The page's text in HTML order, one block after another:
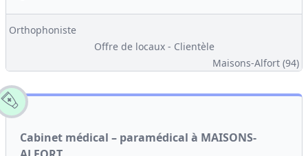
Orthophoniste
Offre de locaux - Clientèle
Maisons-Alfort (94)
Cabinet médical – paramédical à MAISONS-